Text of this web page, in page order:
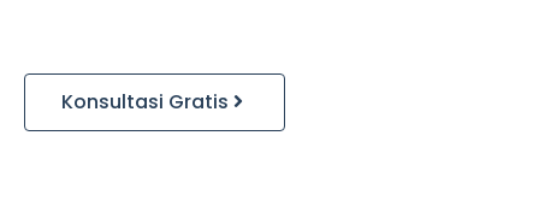
Konsultasi Gratis